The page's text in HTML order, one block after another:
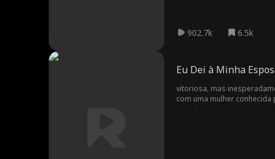
902.7k 6.5k
Eu Dei à Minha
vitoriosa, mas
com uma mulher